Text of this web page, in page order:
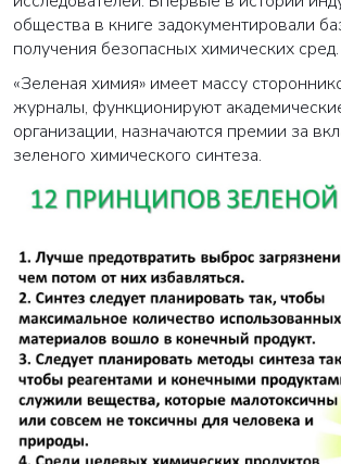
общества в книге задокументировали
получения безопасных химических сред.
«Зеленая химия» имеет массу
журналы, функционируют
организации, назначаются премии за
зеленого химического синтеза.